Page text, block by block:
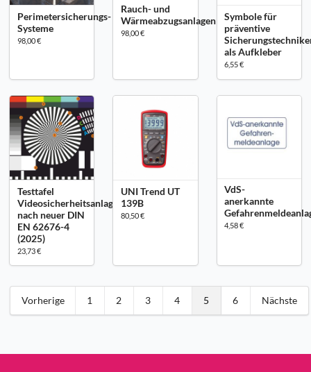
Perimetersicherungs-
Systeme
98,00 €
Rauch- und
Wärmeabzugsanlagen
98,00 €
Symbole für
präventive
als Aufkleber
6,55 €
Testtafel
Videosicherheitsanlagen
nach neuer DIN
EN 62676-4
(2025)
23,73 €
UNI Trend UT
139B
80,50 €
VdS-
anerkannte
4,58 €
Vorherige 1 2 3 4 5 6 Nächste